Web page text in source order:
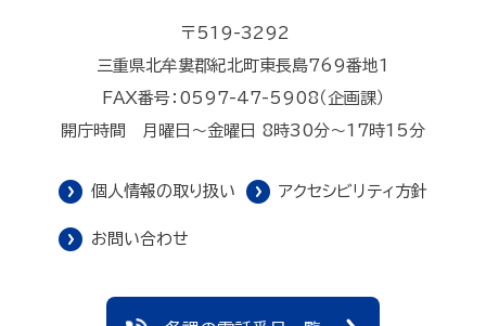
〒519-3292
三重県北牟婁郡紀北町東長島769番地1
FAX番号：0597-47-5908（企画課）
開庁時間 月曜日～金曜日 8時30分～17時15分
個人情報の取り扱い アクセシビリティ方針
お問い合わせ